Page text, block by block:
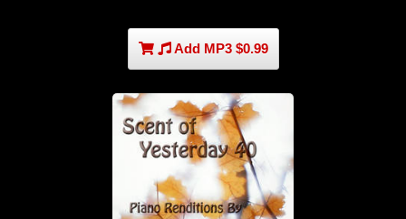
Add MP3 $0.99